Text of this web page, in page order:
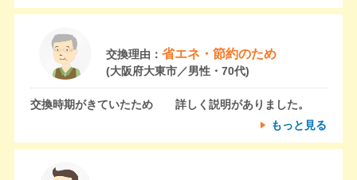
交換理由： 省エネ・節約のため
(大阪府大東市／男性・70代)
交換時期がきていたため 詳しく説明がありました。
もっと見る